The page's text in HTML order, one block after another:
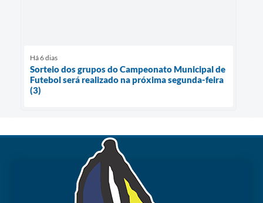
Há 6 dias
Sorteio dos grupos do Campeonato Municipal de
Futebol será realizado na próxima segunda-feira
(3)